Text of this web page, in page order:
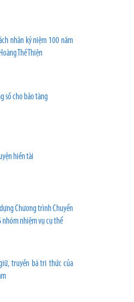
nhân kỷ niệm 100 năm
Thế Thiện
số cho bảo tàng
hiền tài
Chương trình Chuyển
nhóm nhiệm vụ cụ thể
truyền bá tri thức của